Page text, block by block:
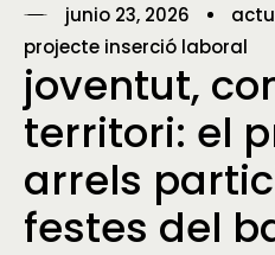
junio 23, 2026
projecte inserció laboral
joventut,
territori: el
arrels
festes del